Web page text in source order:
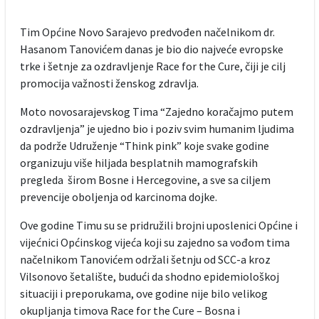
Tim Općine Novo Sarajevo predvođen načelnikom dr.
Hasanom Tanovićem danas je bio dio najveće evropske
trke i šetnje za ozdravljenje Race for the Cure, čiji je cilj
promocija važnosti ženskog zdravlja.
Moto novosarajevskog Tima “Zajedno koračajmo putem
ozdravljenja” je ujedno bio i poziv svim humanim ljudima
da podrže Udruženje “Think pink” koje svake godine
organizuju više hiljada besplatnih mamografskih
pregleda širom Bosne i Hercegovine, a sve sa ciljem
prevencije oboljenja od karcinoma dojke.
Ove godine Timu su se pridružili brojni uposlenici Općine i
vijećnici Općinskog vijeća koji su zajedno sa vođom tima
načelnikom Tanovićem održali šetnju od SCC-a kroz
Vilsonovo šetalište, budući da shodno epidemiološkoj
situaciji i preporukama, ove godine nije bilo velikog
okupljanja timova Race for the Cure – Bosna i